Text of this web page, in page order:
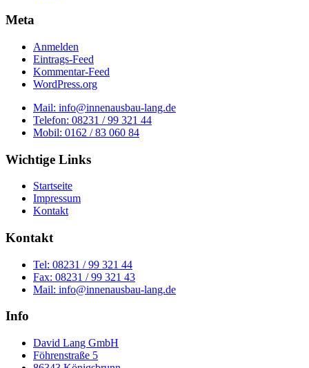
Meta
Anmelden
Eintrags-Feed
Kommentar-Feed
WordPress.org
Mail: info@innenausbau-lang.de
Telefon: 08231 / 99 321 44
Mobil: 0162 / 83 060 84
Wichtige Links
Startseite
Impressum
Kontakt
Kontakt
Tel: 08231 / 99 321 44
Fax: 08231 / 99 321 43
Mail: info@innenausbau-lang.de
Info
David Lang GmbH
Föhrenstraße 5